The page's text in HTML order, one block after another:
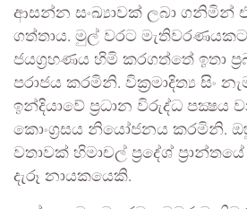
ආසන්න සංඛ්‍යාවක් ලබා ගනිමින්
ගත්තාය. මුල් වරට
ජයග්‍රහණය හිමි කරගත්තේ ඉතා
පරාජය කරමිනි. වික්‍රමාදිත්‍ය සිං
ඉන්දියාවේ ප්‍රධාන විරුද්ධ පක්‍ෂය
කොංග්‍රසය නියෝජනය කරමිනි.
වතාවක් හිමාචල් ප්‍රදේශ්
දැරූ නායකයෙකි.